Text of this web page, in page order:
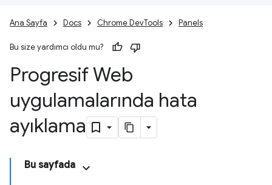
Ana Sayfa Docs Chrome DevTools Panels
Bu size yardımcı oldu mu?
Progresif Web
uygulamalarında hata
ayıklama
Bu sayfada